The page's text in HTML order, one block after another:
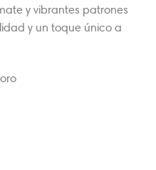
y vibrantes patrones
y un toque único a